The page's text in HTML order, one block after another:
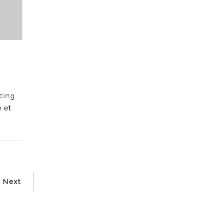
et
Next